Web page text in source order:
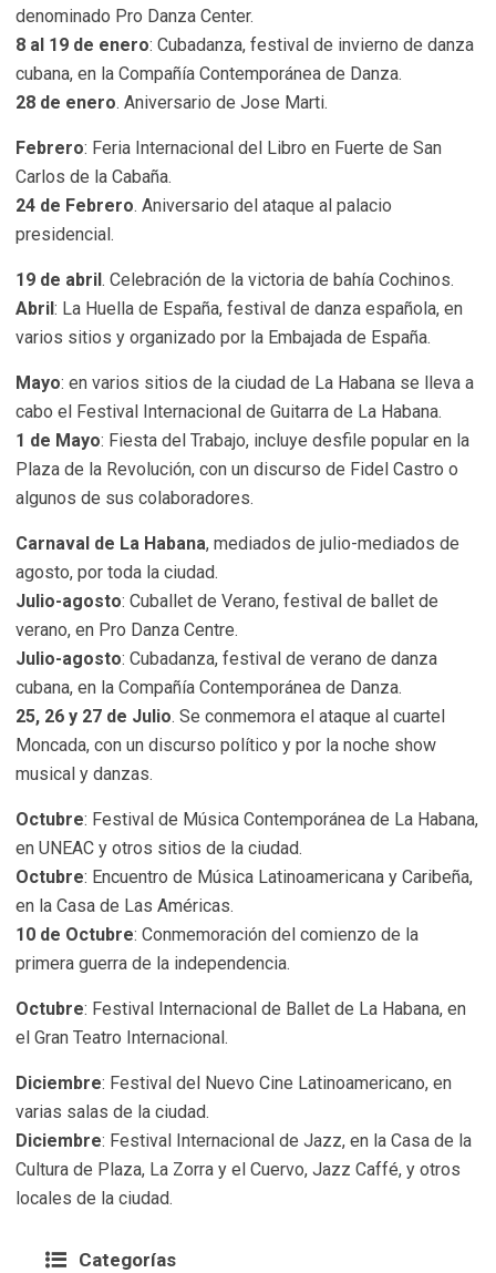
denominado Pro Danza Center.
8 al 19 de enero: Cubadanza, festival de invierno de danza
cubana, en la Compañía Contemporánea de Danza.
28 de enero. Aniversario de Jose Marti.
Febrero: Feria Internacional del Libro en Fuerte de San
Carlos de la Cabaña.
24 de Febrero. Aniversario del ataque al palacio
presidencial.
19 de abril . Celebración de la victoria de bahía Cochinos.
Abril : La Huella de España, festival de danza española, en
varios sitios y organizado por la Embajada de España.
Mayo: en varios sitios de la ciudad de La Habana se lleva a
cabo el Festival Internacional de Guitarra de La Habana.
1 de Mayo: Fiesta del Trabajo, incluye desfile popular en la
Plaza de la Revolución, con un discurso de Fidel Castro o
algunos de sus colaboradores.
Carnaval de La Habana, mediados de julio-mediados de
agosto, por toda la ciudad.
Julio-agosto: Cuballet de Verano, festival de ballet de
verano, en Pro Danza Centre.
Julio-agosto: Cubadanza, festival de verano de danza
cubana, en la Compañía Contemporánea de Danza.
25, 26 y 27 de Julio. Se conmemora el ataque al cuartel
Moncada, con un discurso político y por la noche show
musical y danzas.
Octubre: Festival de Música Contemporánea de La Habana,
en UNEAC y otros sitios de la ciudad.
Octubre: Encuentro de Música Latinoamericana y Caribeña,
en la Casa de Las Américas.
10 de Octubre: Conmemoración del comienzo de la
primera guerra de la independencia.
Octubre: Festival Internacional de Ballet de La Habana, en
el Gran Teatro Internacional.
Diciembre: Festival del Nuevo Cine Latinoamericano, en
varias salas de la ciudad.
Diciembre: Festival Internacional de Jazz, en la Casa de la
Cultura de Plaza, La Zorra y el Cuervo, Jazz Caffé, y otros
locales de la ciudad.
Categorías